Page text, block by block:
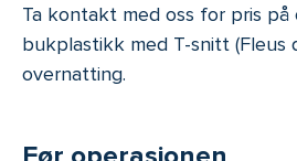
Ta kontakt med oss for pris
bukplastikk med T-snitt (Fleus
overnatting.